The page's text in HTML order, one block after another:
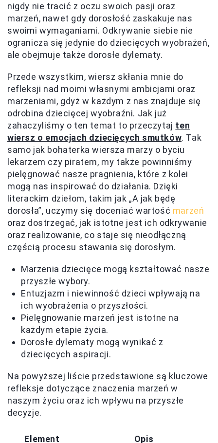
nigdy nie tracić z oczu swoich pasji oraz
marzeń, nawet gdy dorosłość zaskakuje nas
swoimi wymaganiami. Odkrywanie siebie nie
ogranicza się jedynie do dziecięcych wyobrażeń,
ale obejmuje także dorosłe dylematy.
Przede wszystkim, wiersz skłania mnie do
refleksji nad moimi własnymi ambicjami oraz
marzeniami, gdyż w każdym z nas znajduje się
odrobina dziecięcej wyobraźni. Jak już
zahaczyliśmy o ten temat to przeczytaj ten
wiersz o emocjach dziecięcych smutków. Tak
samo jak bohaterka wiersza marzy o byciu
lekarzem czy piratem, my także powinniśmy
pielęgnować nasze pragnienia, które z kolei
mogą nas inspirować do działania. Dzięki
literackim dziełom, takim jak „A jak będę
dorosła”, uczymy się doceniać wartość marzeń
oraz dostrzegać, jak istotne jest ich odkrywanie
oraz realizowanie, co staje się nieodłączną
częścią procesu stawania się dorosłym.
Marzenia dziecięce mogą kształtować nasze
przyszłe wybory.
Entuzjazm i niewinność dzieci wpływają na
ich wyobrażenia o przyszłości.
Pielęgnowanie marzeń jest istotne na
każdym etapie życia.
Dorosłe dylematy mogą wynikać z
dziecięcych aspiracji.
Na powyższej liście przedstawione są kluczowe
refleksje dotyczące znaczenia marzeń w
naszym życiu oraz ich wpływu na przyszłe
decyzje.
Element Opis